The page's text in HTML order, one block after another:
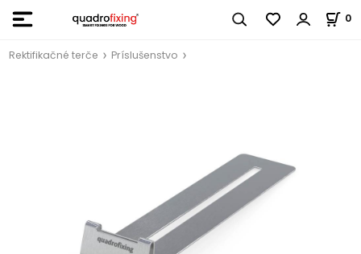
0
Rektifikačné terče Príslušenstvo